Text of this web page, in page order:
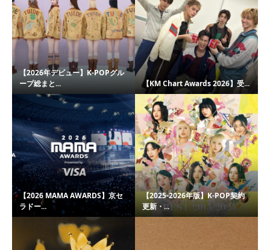
【2026年デビュー】K-POPグル
ープ総まと...
【KM Chart Awards 2026】受...
【2026 MAMA AWARDS】京セ
ラドー...
【2025-2026年版】K-POP契約
更新・...